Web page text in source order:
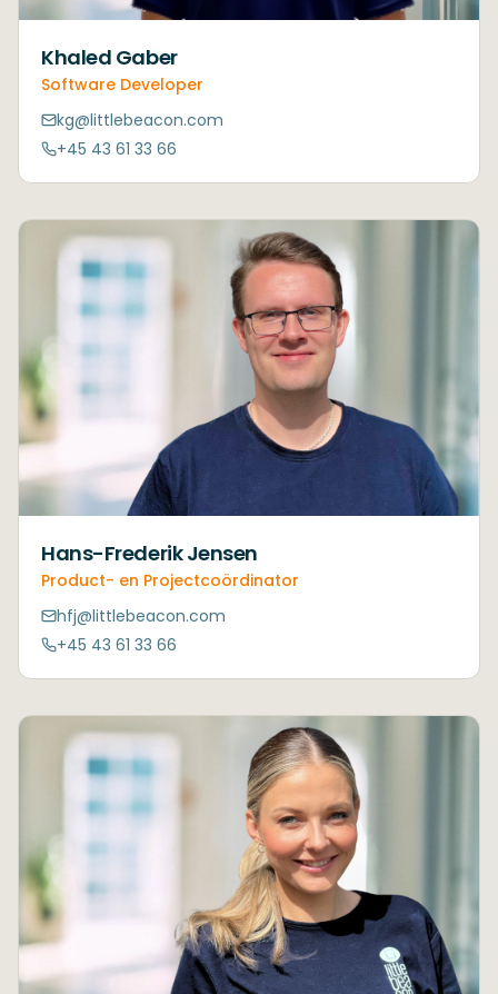
Khaled Gaber
Software Developer
kg@littlebeacon.com
+45 43 61 33 66
Hans-Frederik Jensen
Product- en Projectcoördinator
hfj@littlebeacon.com
+45 43 61 33 66